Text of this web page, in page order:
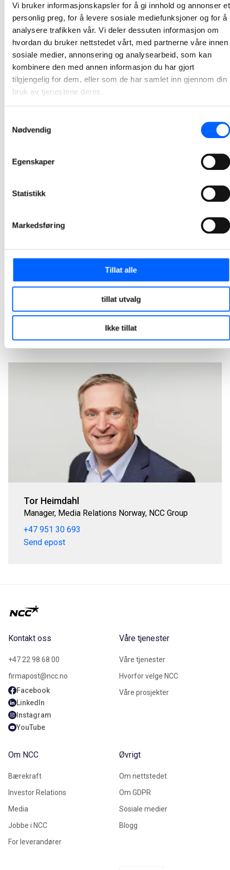
Vi bruker informasjonskapsler for å gi innhold og annonser et
personlig preg, for å levere sosiale mediefunksjoner og for å
analysere trafikken vår. Vi deler dessuten informasjon om
hvordan du bruker nettstedet vårt, med partnerne våre innen
sosiale medier, annonsering og analysearbeid, som kan
kombinere den med annen informasjon du har gjort
tilgjengelig for dem, eller som de har samlet inn gjennom din
bruk av tjenestene deres.
Nødvendig
Egenskaper
Statistikk
Markedsføring
Tillat alle
tillat utvalg
Ikke tillat
2025-09-02 10:00
NCC skal asfaltere ny vei på Rv3 i Østerdalen
2025-08-28 11:45
NCC tildelt stor asfaltkontrakt på E6-prosjekt i
NCC skal levere 200 000 tonn asfalt til veiprosjektet E6 Berkåk – Vindåsliene i Rennebu kommune i Trøndelag.
NCC signerer utviklingskontrakt for rehabilitering
flerbrukshall
Nesodden kommune og NCC har inngått en utviklingskontrakt for rehabilitering av Nesoddtangen skole og samfunnshus, samt oppføring av en ny flerbrukshall.
2025-06-04 08:00
NCC arrangerer den årlige HMS-uken
3 5
Tor Heimdahl
Manager, Media Relations Norway, NCC Group
+47 951 30 693
Send epost
Kontakt oss
+47 22 98 68 00
firmapost@ncc.no
Facebook
LinkedIn
Instagram
YouTube
Våre tjenester
Våre tjenester
Hvorfor velge NCC
Våre prosjekter
Om NCC
Bærekraft
Investor Relations
Media
Jobbe i NCC
For leverandører
Øvrigt
Om nettstedet
Om GDPR
Sosiale medier
Blogg